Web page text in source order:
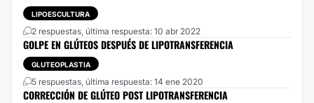
LIPOESCULTURA
2 respuestas, última respuesta: 10 abr 2022
GOLPE EN GLÚTEOS DESPUÉS DE LIPOTRANSFERENCIA
GLUTEOPLASTIA
5 respuestas, última respuesta: 14 ene 2020
CORRECCIÓN DE GLÚTEO POST LIPOTRANSFERENCIA